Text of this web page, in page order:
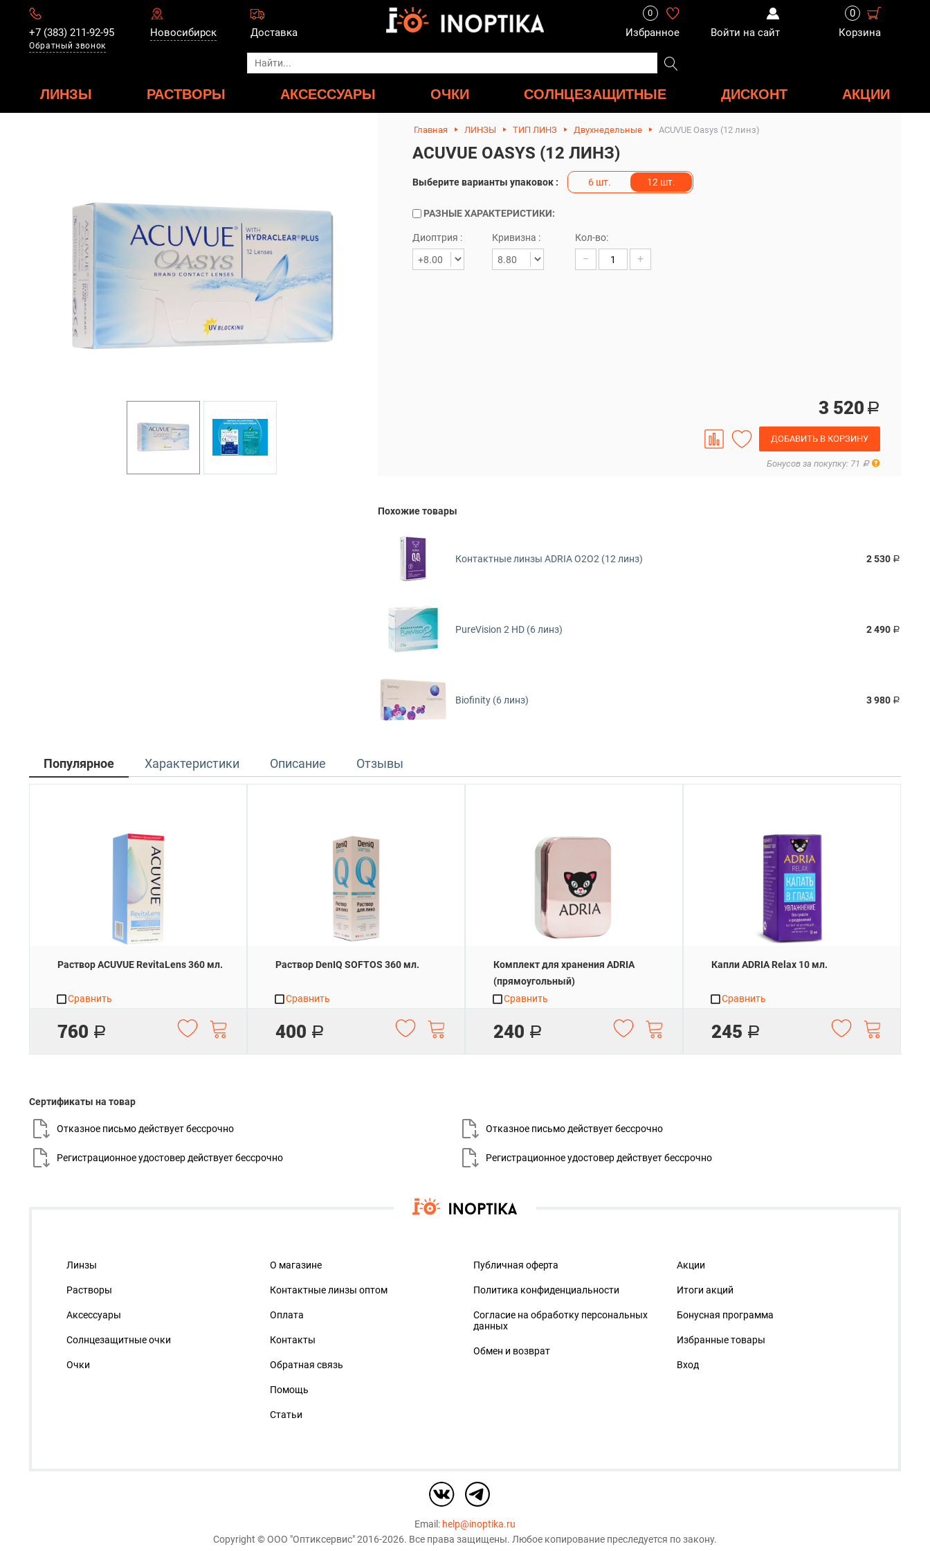
+7 (383) 211-92-95
Обратный звонок
Новосибирск Доставка
0
Избранное Войти на сайт
0
Корзина
ЛИНЗЫ РАСТВОРЫ АКСЕССУАРЫ ОЧКИ СОЛНЦЕЗАЩИТНЫЕ ДИСКОНТ АКЦИИ
Главная ЛИНЗЫ ТИП ЛИНЗ Двухнедельные ACUVUE Oasys (12 линз)
ACUVUE OASYS (12 ЛИНЗ)
Выберите варианты упаковок : 6 шт. 12 шт.
РАЗНЫЕ ХАРАКТЕРИСТИКИ:
Диоптрия : Кривизна : Кол-во:
− +
3 520 Р
ДОБАВИТЬ В КОРЗИНУ
Бонусов за покупку: 71 Р Правила
Похожие товары
Контактные линзы ADRIA O2O2 (12 линз) 2 530 Р
PureVision 2 HD (6 линз) 2 490 Р
Biofinity (6 линз) 3 980 Р
Популярное Характеристики Описание Отзывы
Раствор ACUVUE RevitaLens 360 мл.
760 Р
Сравнить
Раствор DenIQ SOFTOS 360 мл.
400 Р
Сравнить
Комплект для хранения ADRIA
(прямоугольный)
240 Р
Сравнить
Капли ADRIA Relax 10 мл.
245 Р
Сравнить
Сертификаты на товар
Отказное письмо действуетбессрочно Отказное письмо действуетбессрочно
Регистрационное удостовер действуетбессрочно Регистрационное удостовер действуетбессрочно
Линзы
Растворы
Аксессуары
Солнцезащитные очки
Очки
О магазине
Контактные линзы оптом
Оплата
Контакты
Обратная связь
Помощь
Статьи
Публичная оферта
Политика конфиденциальности
Согласие на обработку персональных
данных
Обмен и возврат
Акции
Итоги акций
Бонусная программа
Избранные товары
Вход
Email: help@inoptika.ru
Copyright ©ООО "Оптиксервис"2016-2026. Все права защищены. Любое копирование преследуется по закону.